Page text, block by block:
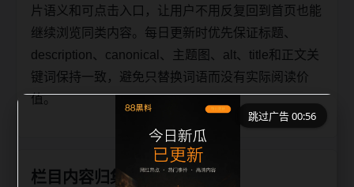
片语义和可点击入口，让用户不用反复回到首页也能
继续浏览同类内容。每日更新时优先保证标题、
description、canonical、主题图、alt、title和正文关
键词保持一致，避免只替换词语而没有实际阅读价
值。
栏目内容归集
跳过广告 00:56